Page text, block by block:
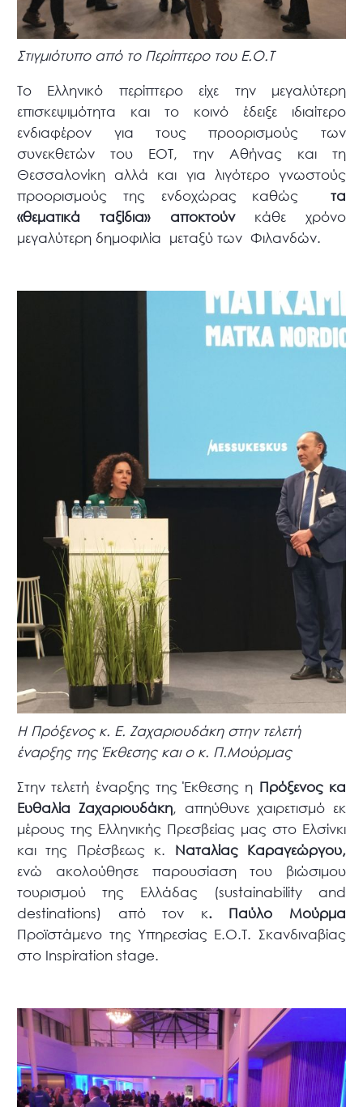
Στιγμιότυπο από το Περίπτερο του Ε.Ο.Τ
Το Ελληνικό περίπτερο είχε την μεγαλύτερη
επισκεψιμότητα και το κοινό έδειξε ιδιαίτερο
ενδιαφέρον για τους προορισμούς των
συνεκθετών του ΕΟΤ, την Αθήνας και τη
Θεσσαλονίκη αλλά και για λιγότερο γνωστούς
προορισμούς της ενδοχώρας καθώς τα
«θεματικά ταξίδια» αποκτούν κάθε χρόνο
μεγαλύτερη δημοφιλία μεταξύ των Φιλανδών.
Η Πρόξενος κ. Ε. Ζαχαριουδάκη στην τελετή
έναρξης της Έκθεσης και ο κ. Π.Μούρμας
Στην τελετή έναρξης της Έκθεσης η Πρόξενος κα
Ευθαλία Ζαχαριουδάκη, απηύθυνε χαιρετισμό εκ
μέρους της Ελληνικής Πρεσβείας μας στο Ελσίνκι
και της Πρέσβεως κ. Ναταλίας Καραγεώργου,
ενώ ακολούθησε παρουσίαση του βιώσιμου
τουρισμού της Ελλάδας (sustainability and
destinations) από τον κ. Παύλο Μούρμα
Προϊστάμενο της Υπηρεσίας Ε.Ο.Τ. Σκανδιναβίας
στο Inspiration stage.